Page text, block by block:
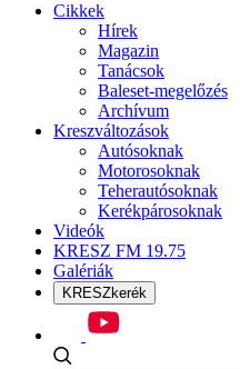
Cikkek
Hírek
Magazin
Tanácsok
Baleset-megelőzés
Archívum
Kreszváltozások
Autósoknak
Motorosoknak
Teherautósoknak
Kerékpárosoknak
Videók
KRESZ FM 19.75
Galériák
KRESZkerék